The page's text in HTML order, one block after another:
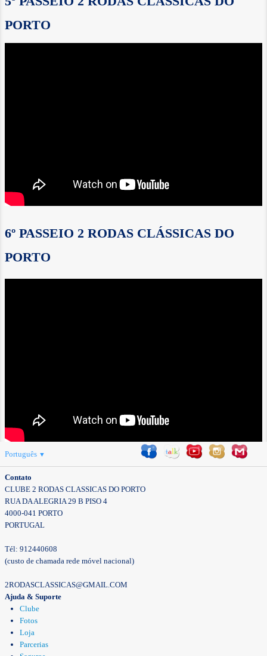
PORTO
6º PASSEIO 2 RODAS CLÁSSICAS DO
PORTO
Português ▼
Contato
CLUBE 2 RODAS CLASSICAS DO PORTO
RUA DA ALEGRIA 29 B PISO 4
4000-041 PORTO
PORTUGAL
Tél: 912440608
(custo de chamada rede móvel nacional)
2RODASCLASSICAS@GMAIL.COM
Ajuda & Suporte
Clube
Fotos
Loja
Parcerias